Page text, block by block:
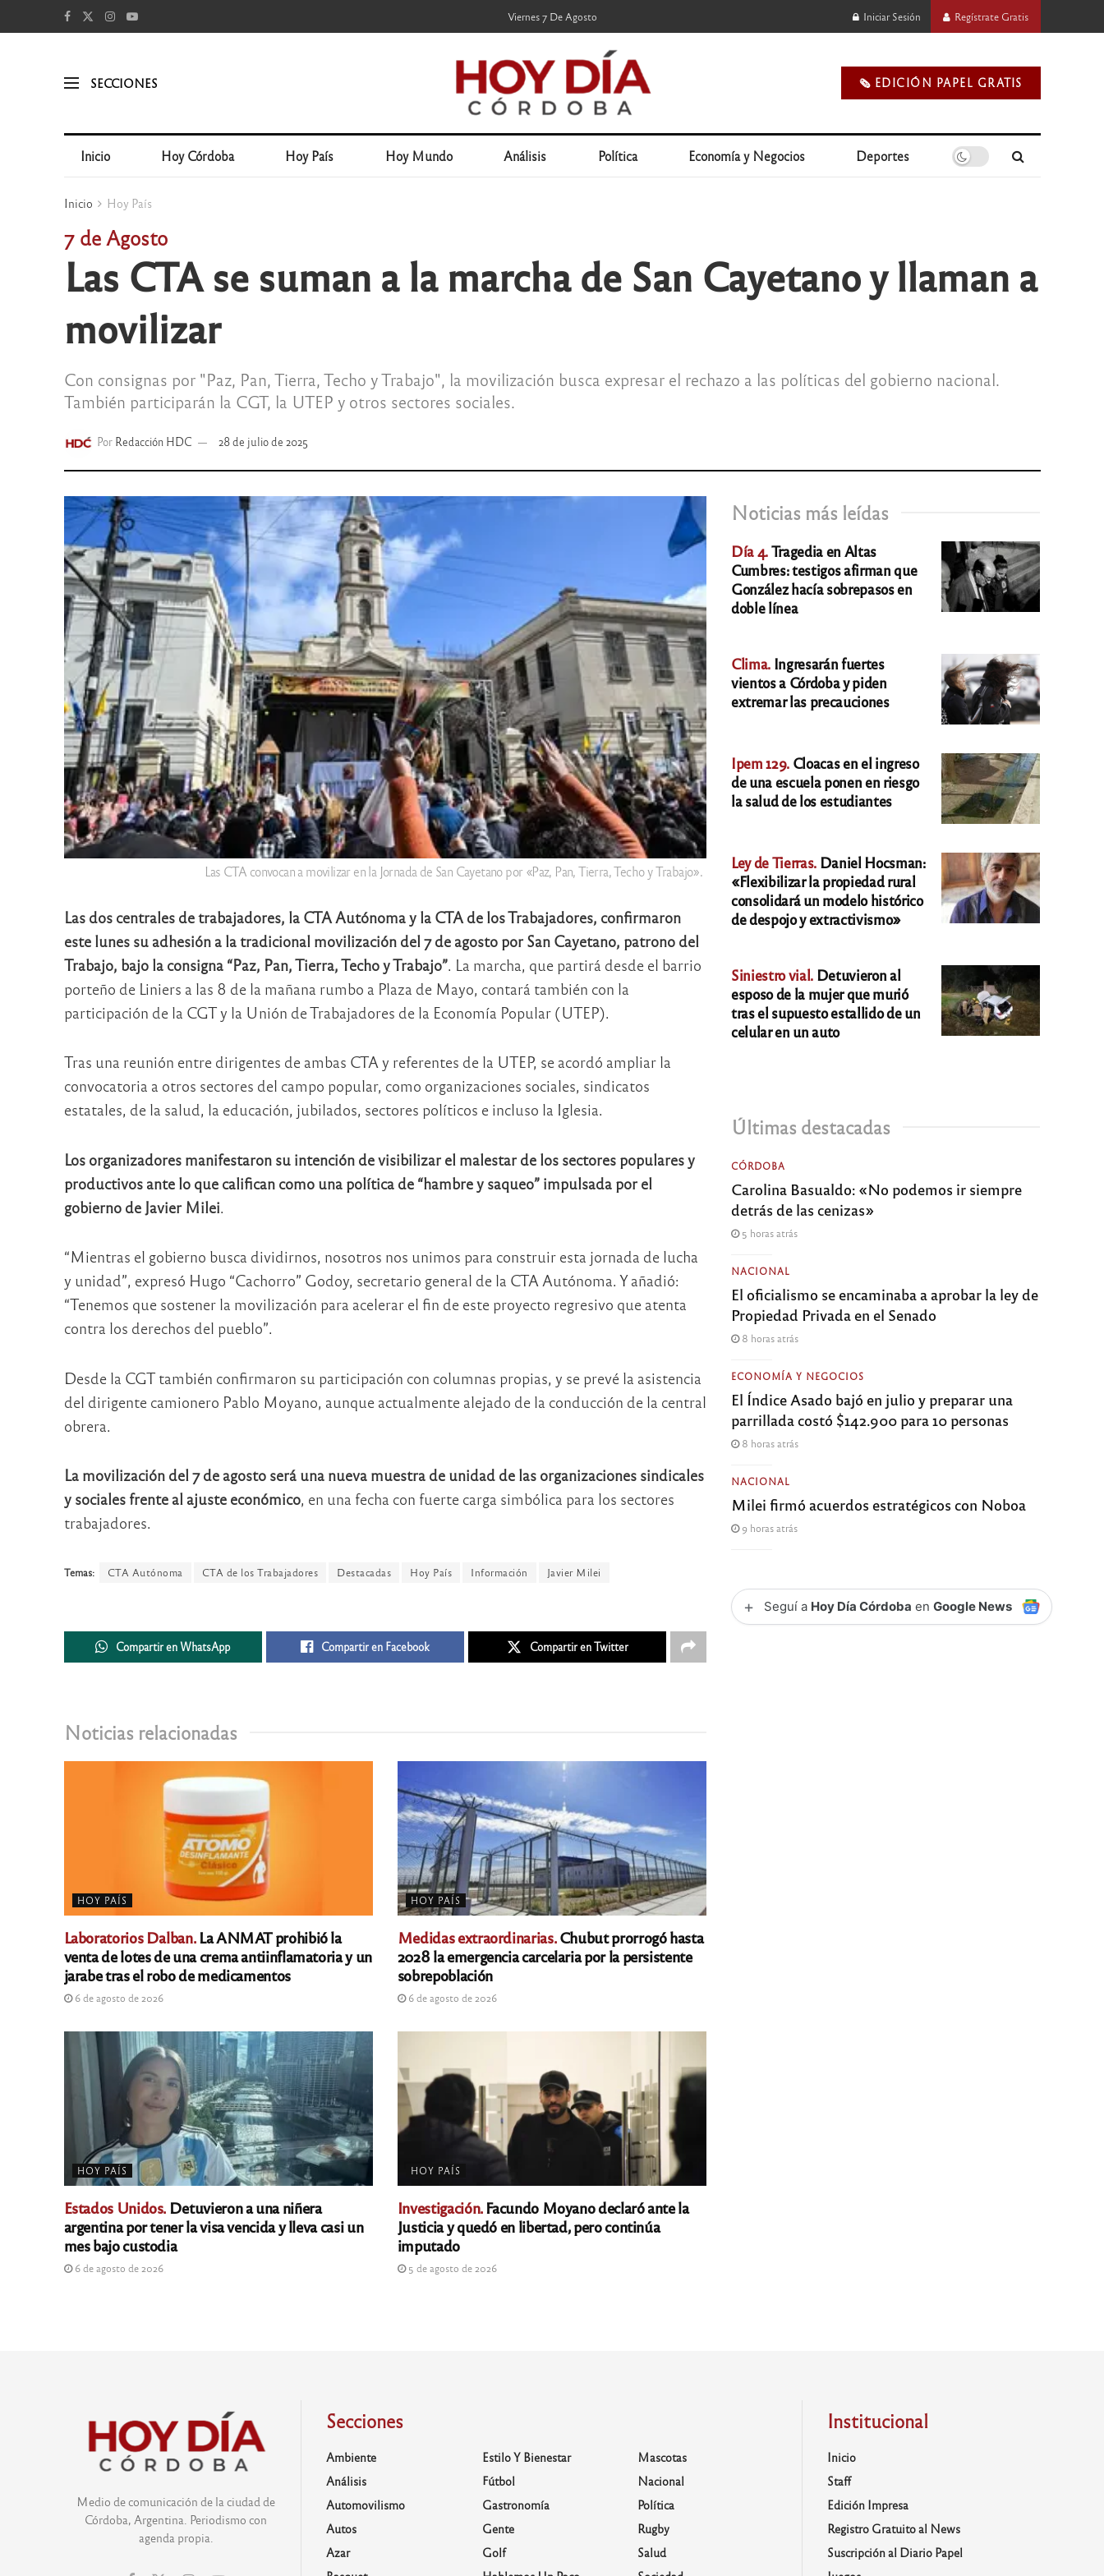
Viernes 7 De Agosto Iniciar Sesión Regístrate Gratis
SECCIONES 🗞️ EDICIÓN PAPEL GRATIS
Inicio Hoy Córdoba Hoy País Hoy Mundo Análisis Política Economía y Negocios Deportes
Inicio Hoy País
7 de Agosto
Las CTA se suman a la marcha de San Cayetano y llaman a
movilizar
Con consignas por "Paz, Pan, Tierra, Techo y Trabajo", la movilización busca expresar el rechazo a las políticas del gobierno nacional.
También participarán la CGT, la UTEP y otros sectores sociales.
Por Redacción HDC 28 de julio de 2025
Las CTA convocan a movilizar en la Jornada de San Cayetano por «Paz, Pan, Tierra, Techo y Trabajo».
Las dos centrales de trabajadores, la CTA Autónoma y la CTA de los Trabajadores, confirmaron
este lunes su adhesión a la tradicional movilización del 7 de agosto por San Cayetano, patrono del
Trabajo, bajo la consigna “Paz, Pan, Tierra, Techo y Trabajo”. La marcha, que partirá desde el barrio
porteño de Liniers a las 8 de la mañana rumbo a Plaza de Mayo, contará también con la
participación de la CGT y la Unión de Trabajadores de la Economía Popular (UTEP).
Tras una reunión entre dirigentes de ambas CTA y referentes de la UTEP, se acordó ampliar la
convocatoria a otros sectores del campo popular, como organizaciones sociales, sindicatos
estatales, de la salud, la educación, jubilados, sectores políticos e incluso la Iglesia.
Los organizadores manifestaron su intención de visibilizar el malestar de los sectores populares y
productivos ante lo que califican como una política de “hambre y saqueo” impulsada por el
gobierno de Javier Milei.
“Mientras el gobierno busca dividirnos, nosotros nos unimos para construir esta jornada de lucha
y unidad”, expresó Hugo “Cachorro” Godoy, secretario general de la CTA Autónoma. Y añadió:
“Tenemos que sostener la movilización para acelerar el fin de este proyecto regresivo que atenta
contra los derechos del pueblo”.
Desde la CGT también confirmaron su participación con columnas propias, y se prevé la asistencia
del dirigente camionero Pablo Moyano, aunque actualmente alejado de la conducción de la central
obrera.
La movilización del 7 de agosto será una nueva muestra de unidad de las organizaciones sindicales
y sociales frente al ajuste económico, en una fecha con fuerte carga simbólica para los sectores
trabajadores.
Temas: CTA Autónoma CTA de los Trabajadores Destacadas Hoy País Información Javier Milei
Compartir en WhatsApp Compartir en Facebook Compartir en Twitter
Noticias relacionadas
HOY PAÍS
Laboratorios Dalban.La ANMAT prohibió la
venta de lotes de una crema antiinflamatoria y un
jarabe tras el robo de medicamentos
6 de agosto de 2026
HOY PAÍS
Medidas extraordinarias.Chubut prorrogó hasta
2028 la emergencia carcelaria por la persistente
sobrepoblación
6 de agosto de 2026
HOY PAÍS
Estados Unidos. Detuvieron a una niñera
argentina por tener la visa vencida y lleva casi un
mes bajo custodia
6 de agosto de 2026
HOY PAÍS
Investigación.Facundo Moyano declaró ante la
Justicia y quedó en libertad, pero continúa
imputado
5 de agosto de 2026
Noticias más leídas
Día 4.Tragedia en Altas
Cumbres: testigos afirman que
González hacía sobrepasos en
doble línea
Clima. Ingresarán fuertes
vientos a Córdoba y piden
extremar las precauciones
Ipem 129. Cloacas en el ingreso
de una escuela ponen en riesgo
la salud de los estudiantes
Ley de Tierras. Daniel Hocsman:
«Flexibilizar la propiedad rural
consolidará un modelo histórico
de despojo y extractivismo»
Siniestro vial. Detuvieron al
esposo de la mujer que murió
tras el supuesto estallido de un
celular en un auto
Últimas destacadas
CÓRDOBA
Carolina Basualdo: «No podemos ir siempre
detrás de las cenizas»
5 horas atrás
NACIONAL
El oficialismo se encaminaba a aprobar la ley de
Propiedad Privada en el Senado
8 horas atrás
ECONOMÍA Y NEGOCIOS
El Índice Asado bajó en julio y preparar una
parrillada costó $142.900 para 10 personas
8 horas atrás
NACIONAL
Milei firmó acuerdos estratégicos con Noboa
9 horas atrás
+ Seguí a Hoy Día Córdoba enGoogle News
Medio de comunicación de la ciudad de
Córdoba, Argentina. Periodismo con
agenda propia.
Secciones
Ambiente
Análisis
Automovilismo
Autos
Azar
Estilo Y Bienestar
Fútbol
Gastronomía
Gente
Golf
Mascotas
Nacional
Política
Rugby
Salud
Institucional
Inicio
Staff
Edición Impresa
Registro Gratuito al News
Suscripción al Diario Papel